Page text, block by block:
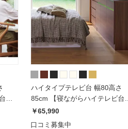
シ
ハイタイプテレビ台 幅80高さ
85cm 【寝ながらハイテレビ台シ
リーズ】
￥65,990
口コミ募集中